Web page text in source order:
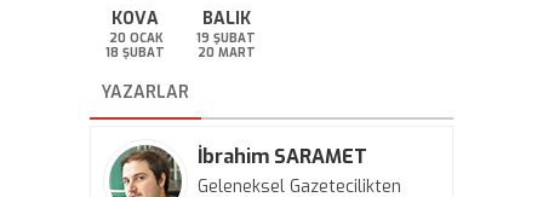
KOVA
20 OCAK
18 ŞUBAT
BALIK
19 ŞUBAT
20 MART
YAZARLAR
İbrahim SARAMET
Geleneksel Gazetecilikten